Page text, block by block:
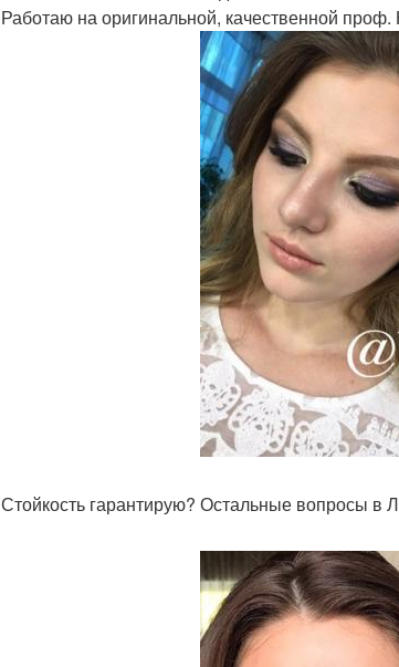
Работаю на оригинальной, качественной проф.
Стойкость гарантирую? Остальные вопросы в